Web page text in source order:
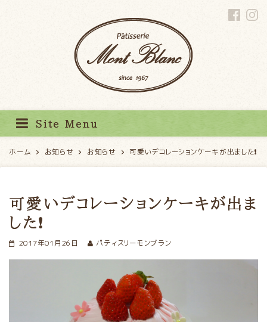
Site Menu
ホーム お知らせ お知らせ 可愛いデコレーションケーキが出ました❗
可愛いデコレーションケーキが出ま
した❗
2017年01月26日 パティスリーモンブラン